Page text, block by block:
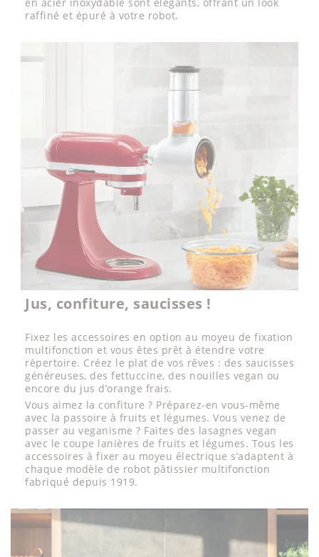
en acier inoxydable sont élégants, offrant un look
raffiné et épuré à votre robot.
Jus, confiture, saucisses !
Fixez les accessoires en option au moyeu de fixation
multifonction et vous êtes prêt à étendre votre
répertoire. Créez le plat de vos rêves : des saucisses
généreuses, des fettuccine, des nouilles vegan ou
encore du jus d’orange frais.
Vous aimez la confiture ? Préparez-en vous-même
avec la passoire à fruits et légumes. Vous venez de
passer au veganisme ? Faites des lasagnes vegan
avec le coupe lanières de fruits et légumes. Tous les
accessoires à fixer au moyeu électrique s’adaptent à
chaque modèle de robot pâtissier multifonction
fabriqué depuis 1919.